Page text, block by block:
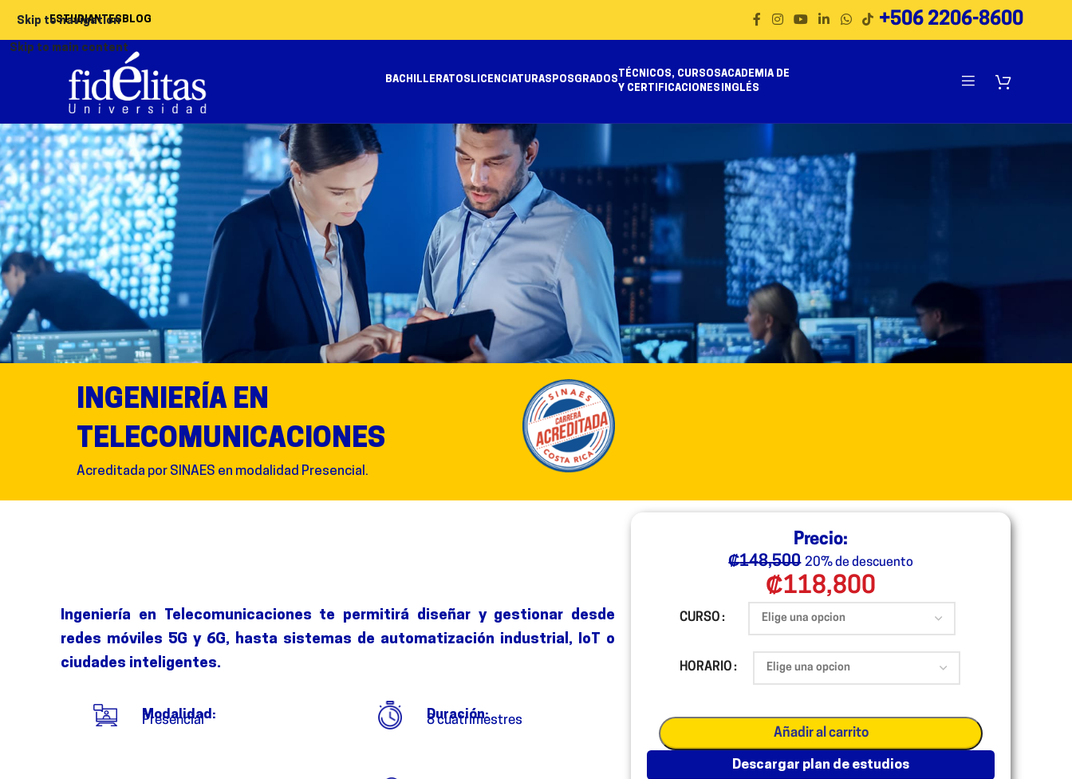
Skip to navigation
Skip to main content
ESTUDIANTES BLOG +506 2206-8600
BACHILLERATOS LICENCIATURAS POSGRADOS
TÉCNICOS, CURSOS
Y CERTIFICACIONES
ACADEMIA DE
INGLÉS
INGENIERÍA EN
TELECOMUNICACIONES
Acreditada por SINAES en modalidad Presencial.
Ingeniería en Telecomunicaciones te permitirá diseñar y gestionar desde
redes móviles 5G y 6G, hasta sistemas de automatización industrial, IoT o
ciudades inteligentes.
Modalidad:
Presencial Duración:
8 cuatrimestres
Precio:
₡148,500 20% de descuento
₡118,800
CURSO
HORARIO
Añadir al carrito
descargar plan de estudios